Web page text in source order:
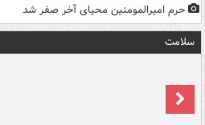
حرم امیرالمومنین محیای آخر صفر شد
سلامت